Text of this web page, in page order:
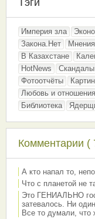
Империя зла
Закона.Нет
Мнения
В Казахстане
HotNews
Скандалы
Фотоотчёты
Любовь и отношения
Библиотека
Комментарии (
А кто напал то,
Что с планетой не
Это ГЕНИАЛЬНО
затевалось. Ни
Все то думали, что